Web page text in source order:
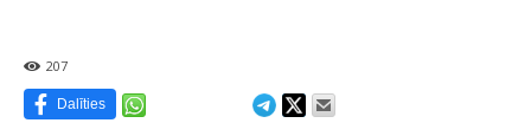
207
Dalīties